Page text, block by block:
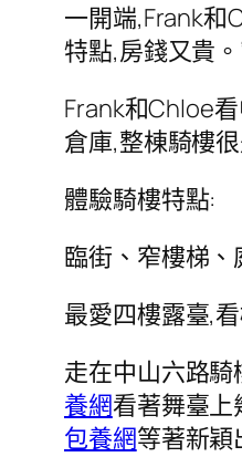
一開端,Frank和
特點,房錢又貴。
Frank和Chloe
倉庫,整棟騎樓
體驗騎樓特點:
臨街、窄樓梯、
最愛四樓露臺,
走在中山六路
養網看著舞臺上
包養網等著新